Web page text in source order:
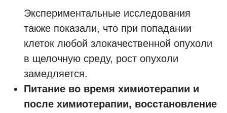
Экспериментальные исследования
также показали, что при попадании
клеток любой злокачественной опухоли
в щелочную среду, рост опухоли
замедляется.
Питание во время химиотерапии и
после химиотерапии, восстановление